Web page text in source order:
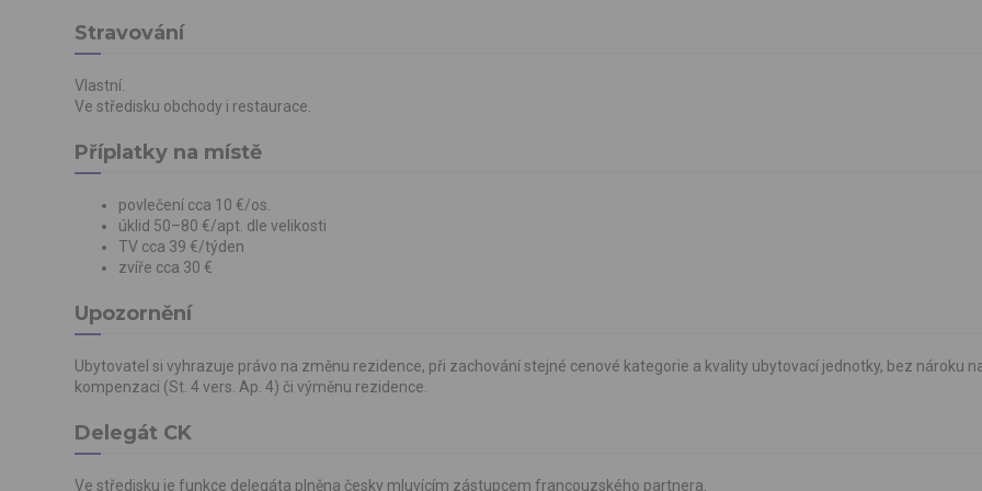
Stravování
Vlastní.
Ve středisku obchody i restaurace.
Příplatky na místě
povlečení cca 10 €/os.
úklid 50–80 €/apt. dle velikosti
TV cca 39 €/týden
zvíře cca 30 €
Upozornění
Ubytovatel si vyhrazuje právo na změnu rezidence, při zachování stejné cenové kategorie a kvality ubytovací jednotky, bez nároku
kompenzaci (St. 4 vers. Ap. 4) či výměnu rezidence.
Delegát CK
Ve středisku je funkce delegáta plněna česky mluvícím zástupcem francouzského partnera.